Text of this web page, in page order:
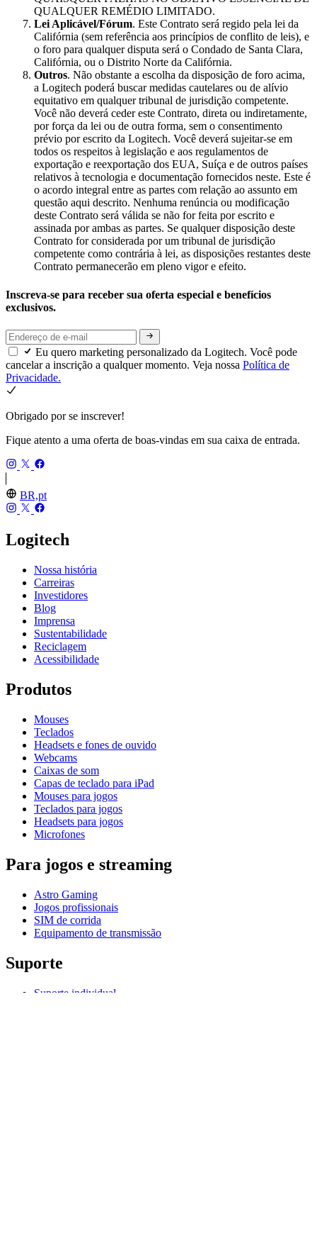
QUALQUER REMÉDIO LIMITADO.
Lei Aplicável/Fórum. Este Contrato será regido pela lei da
Califórnia (sem referência aos princípios de conflito de leis), e
o foro para qualquer disputa será o Condado de Santa Clara,
Califórnia, ou o Distrito Norte da Califórnia.
Outros. Não obstante a escolha da disposição de foro acima,
a Logitech poderá buscar medidas cautelares ou de alívio
equitativo em qualquer tribunal de jurisdição competente.
Você não deverá ceder este Contrato, direta ou indiretamente,
por força da lei ou de outra forma, sem o consentimento
prévio por escrito da Logitech. Você deverá sujeitar-se em
todos os respeitos à legislação e aos regulamentos de
exportação e reexportação dos EUA, Suíça e de outros países
relativos à tecnologia e documentação fornecidos neste. Este é
o acordo integral entre as partes com relação ao assunto em
questão aqui descrito. Nenhuma renúncia ou modificação
deste Contrato será válida se não for feita por escrito e
assinada por ambas as partes. Se qualquer disposição deste
Contrato for considerada por um tribunal de jurisdição
competente como contrária à lei, as disposições restantes deste
Contrato permanecerão em pleno vigor e efeito.
Inscreva-se para receber sua oferta especial e benefícios
exclusivos.
Eu quero marketing personalizado da Logitech. Você pode
cancelar a inscrição a qualquer momento. Veja nossa Política de
Privacidade.
Obrigado por se inscrever!
Fique atento a uma oferta de boas-vindas em sua caixa de entrada.
BR,pt
Logitech
Nossa história
Carreiras
Investidores
Blog
Imprensa
Sustentabilidade
Reciclagem
Acessibilidade
Produtos
Mouses
Teclados
Headsets e fones de ouvido
Webcams
Caixas de som
Capas de teclado para iPad
Mouses para jogos
Teclados para jogos
Headsets para jogos
Microfones
Para jogos e streaming
Astro Gaming
Jogos profissionais
SIM de corrida
Equipamento de transmissão
Suporte
Suporte individual